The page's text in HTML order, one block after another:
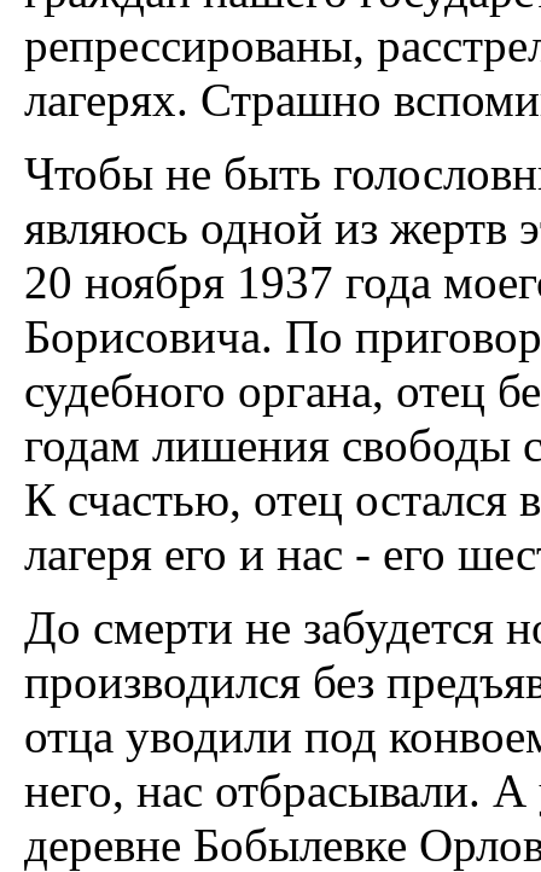
репрессированы,
лагерях. Страшно
Чтобы не быть
являюсь одной из жертв
20 ноября 1937 года
Борисовича. По
судебного органа, отец
годам лишения свободы
К счастью, отец
лагеря его и нас - его
До смерти не забудется
производился без
отца уводили под
него, нас отбрасывали.
деревне Бобылевке